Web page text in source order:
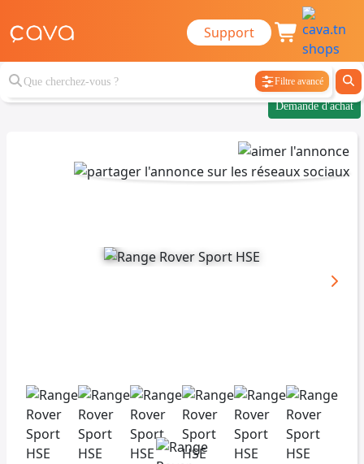
Support
Filtre avancé
Demande d'achat